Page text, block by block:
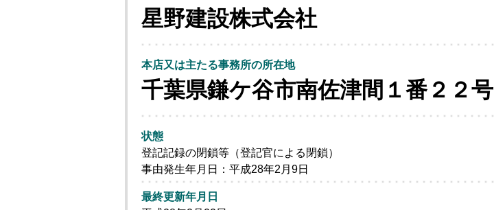
星野建設株式会社
本店又は主たる事務所の所在地
千葉県鎌ケ谷市南佐津間１番２２号
状態
登記記録の閉鎖等（登記官による閉鎖）
事由発生年月日：平成28年2月9日
最終更新年月日